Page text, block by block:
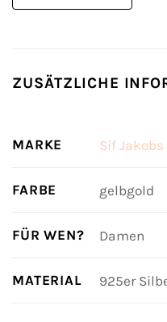
ZUSÄTZLICHE
MARKE Sif
FARBE gelbgold
FÜR WEN? Damen
MATERIAL 925er